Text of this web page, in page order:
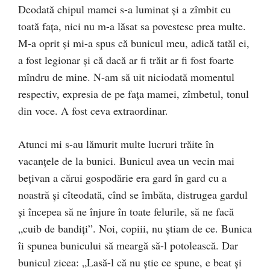
Deodată chipul mamei s-a luminat și a zîmbit cu
toată fața, nici nu m-a lăsat sa povestesc prea multe.
M-a oprit și mi-a spus că bunicul meu, adică tatăl ei,
a fost legionar și că dacă ar fi trăit ar fi fost foarte
mîndru de mine. N-am să uit niciodată momentul
respectiv, expresia de pe fața mamei, zîmbetul, tonul
din voce. A fost ceva extraordinar.
Atunci mi s-au lămurit multe lucruri trăite în
vacanțele de la bunici. Bunicul avea un vecin mai
bețivan a cărui gospodărie era gard în gard cu a
noastră și cîteodată, cînd se îmbăta, distrugea gardul
și începea să ne înjure în toate felurile, să ne facă
„cuib de bandiți”. Noi, copiii, nu știam de ce. Bunica
îi spunea bunicului să meargă să-l potolească. Dar
bunicul zicea: „Lasă-l că nu știe ce spune, e beat și